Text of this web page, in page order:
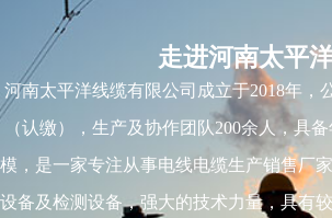
走进河南太平
河南太平洋线缆有限公司成立于2018年，
（认缴），生产及协作团队200余人，具
模，是一家专注从事电线电缆生产销售厂
设备及检测设备，强大的技术力量，具有